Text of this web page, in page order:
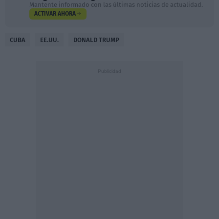
Mantente informado con las últimas noticias de actualidad.
ACTIVAR AHORA
CUBA EE.UU. DONALD TRUMP